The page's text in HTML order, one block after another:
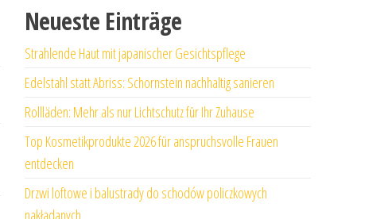
Neueste Einträge
Strahlende Haut mit japanischer Gesichtspflege
Edelstahl statt Abriss: Schornstein nachhaltig sanieren
Rollläden: Mehr als nur Lichtschutz für Ihr Zuhause
Top Kosmetikprodukte 2026 für anspruchsvolle Frauen
entdecken
Drzwi loftowe i balustrady do schodów policzkowych
nakładanych